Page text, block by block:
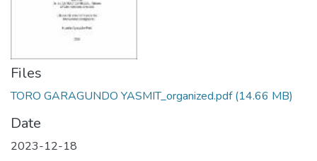
Files
TORO GARAGUNDO YASMIT_organized.pdf(14.66 MB)
Date
2023-12-18